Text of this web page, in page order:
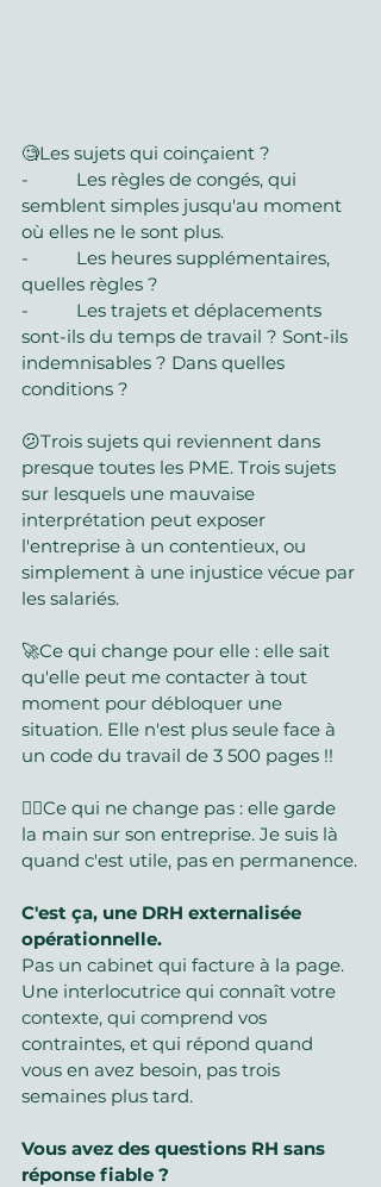
🧐Les sujets qui coinçaient ?
-          Les règles de congés, qui
semblent simples jusqu'au moment
où elles ne le sont plus.
-          Les heures supplémentaires,
quelles règles ?
-          Les trajets et déplacements
sont-ils du temps de travail ? Sont-ils
indemnisables ? Dans quelles
conditions ?
😕Trois sujets qui reviennent dans
presque toutes les PME. Trois sujets
sur lesquels une mauvaise
interprétation peut exposer
l'entreprise à un contentieux, ou
simplement à une injustice vécue par
les salariés.
🚀Ce qui change pour elle : elle sait
qu'elle peut me contacter à tout
moment pour débloquer une
situation. Elle n'est plus seule face à
un code du travail de 3 500 pages !!
✌🏻Ce qui ne change pas : elle garde
la main sur son entreprise. Je suis là
quand c'est utile, pas en permanence.
C'est ça, une DRH externalisée
opérationnelle.
Pas un cabinet qui facture à la page.
Une interlocutrice qui connaît votre
contexte, qui comprend vos
contraintes, et qui répond quand
vous en avez besoin, pas trois
semaines plus tard.
Vous avez des questions RH sans
réponse fiable ?